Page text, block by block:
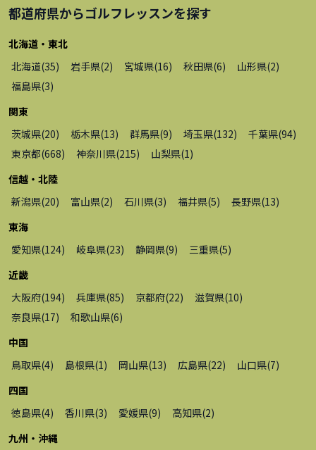
都道府県からゴルフレッスンを探す
北海道・東北
北海道(35) 岩手県(2) 宮城県(16) 秋田県(6) 山形県(2)
福島県(3)
関東
茨城県(20) 栃木県(13) 群馬県(9) 埼玉県(132) 千葉県(94)
東京都(668) 神奈川県(215) 山梨県(1 )
信越・北陸
新潟県(20) 富山県(2) 石川県(3) 福井県(5) 長野県(13)
東海
愛知県(124) 岐阜県(23) 静岡県(9) 三重県(5)
近畿
大阪府(194) 兵庫県(85) 京都府(22) 滋賀県(10)
奈良県(17) 和歌山県(6)
中国
鳥取県(4) 島根県(1 ) 岡山県(13) 広島県(22) 山口県(7)
四国
徳島県(4) 香川県(3) 愛媛県(9) 高知県(2)
九州・沖縄